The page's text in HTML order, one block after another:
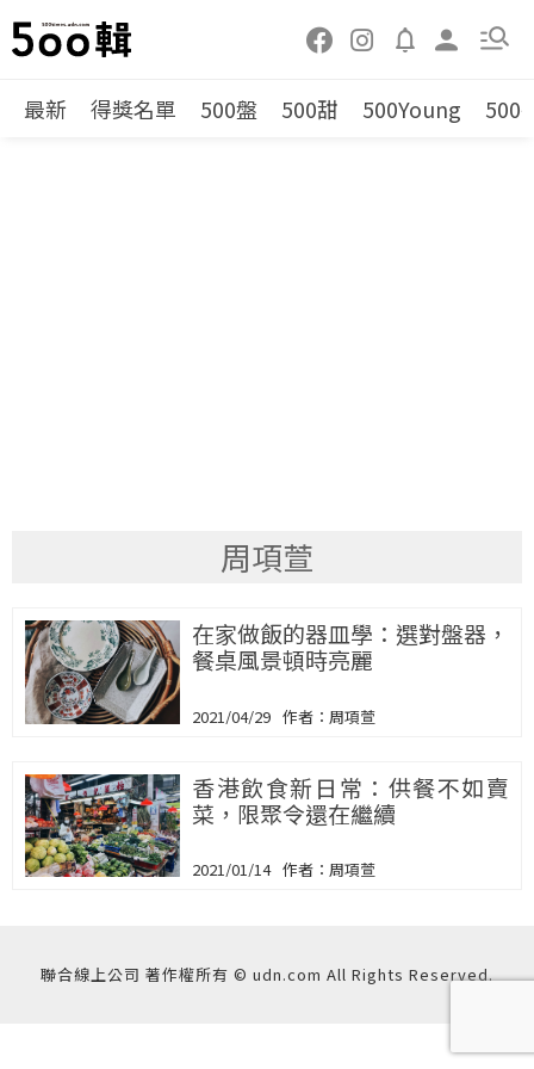
最新 得獎名單 500盤 500甜 500Young 500
周項萱
在家做飯的器皿學：選對盤器，
餐桌風景頓時亮麗
2021/04/29 周項萱
香港飲食新日常：供餐不如賣
菜，限聚令還在繼續
2021/01/14 周項萱
聯合線上公司 著作權所有 © udn.com All Rights Reserved.